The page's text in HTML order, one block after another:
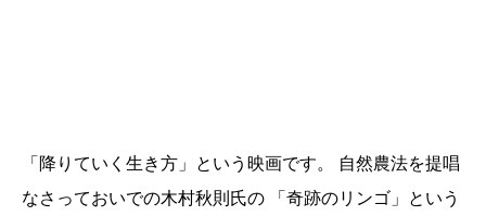
「降りていく生き方」という映画です。 自然農法を提唱
なさっておいでの木村秋則氏の 「奇跡のリンゴ」という